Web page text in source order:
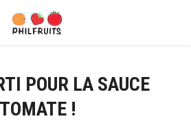
POUR LA SAUCE
TOMATE !